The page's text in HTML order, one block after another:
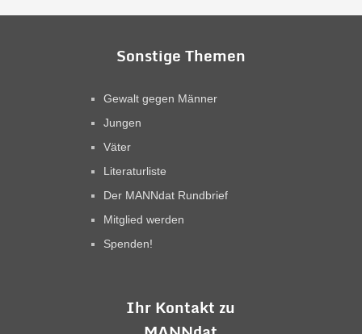
Sonstige Themen
Gewalt gegen Männer
Jungen
Väter
Literaturliste
Der MANNdat Rundbrief
Mitglied werden
Spenden!
Ihr Kontakt zu